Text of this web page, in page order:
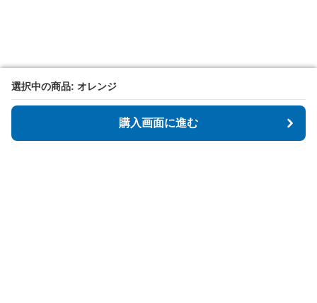
選択中の商品: オレンジ
購入画面に進む
選択中の商品: オレンジ
購入画面に進む